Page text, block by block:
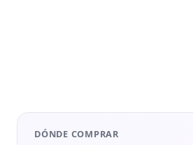
DÓNDE COMPRAR